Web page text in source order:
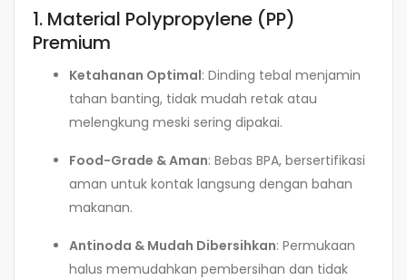
1. Material Polypropylene (PP)
Premium
Ketahanan Optimal: Dinding tebal menjamin
tahan banting, tidak mudah retak atau
melengkung meski sering dipakai.
Food-Grade & Aman: Bebas BPA, bersertifikasi
aman untuk kontak langsung dengan bahan
makanan.
Antinoda & Mudah Dibersihkan: Permukaan
halus memudahkan pembersihan dan tidak